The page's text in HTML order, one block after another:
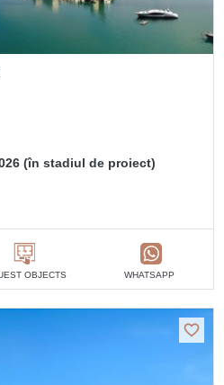
(în stadiul de proiect)
OBJECTS WHATSAPP